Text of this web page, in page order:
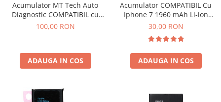
Acumulator MT Tech Auto
Diagnostic COMPATIBIL cu
Iphone 12 PRO MAX 3687 mAh
100,00 RON
ADAUGA IN COS
Acumulator COMPATIBIL Cu
Iphone 7 1960 mAh Li-ion
Polymer Bulk
30,00 RON
ADAUGA IN COS